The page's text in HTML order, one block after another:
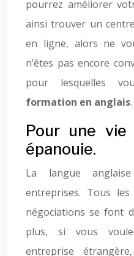
pourrez améliorer
ainsi trouver un
en ligne, alors ne
n’êtes pas encore
pour lesquelles
formation en anglais.
Pour une vie
épanouie.
La langue
entreprises. Tous les
négociations se font
plus, si vous
entreprise